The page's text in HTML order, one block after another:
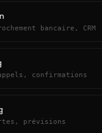
bancaire, CRM
confirmations
prévisions